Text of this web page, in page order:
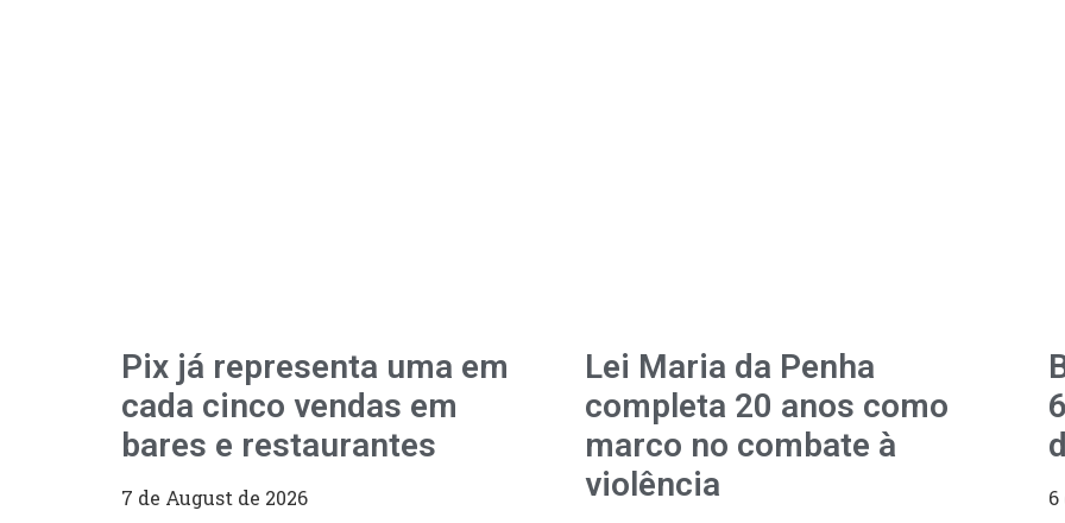
Pix já representa uma em
cada cinco vendas em
bares e restaurantes
7 de August de 2026
Lei Maria da Penha
completa 20 anos como
marco no combate à
violência
6